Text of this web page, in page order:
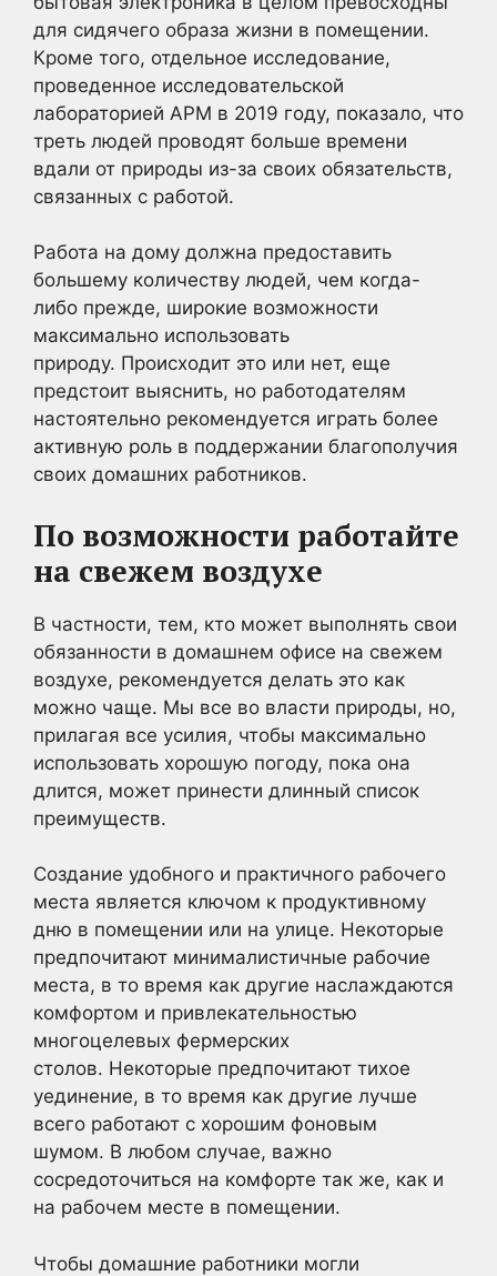
для сидячего образа жизни в помещении.
Кроме того, отдельное исследование,
проведенное исследовательской
лабораторией APM в 2019 году, показало, что
треть людей проводят больше времени
вдали от природы из-за своих обязательств,
связанных с работой.
Работа на дому должна предоставить
большему количеству людей, чем когда-
либо прежде, широкие возможности
максимально использовать
природу. Происходит это или нет, еще
предстоит выяснить, но работодателям
настоятельно рекомендуется играть более
активную роль в поддержании благополучия
своих домашних работников.
По возможности работайте
на свежем воздухе
В частности, тем, кто может выполнять свои
обязанности в домашнем офисе на свежем
воздухе, рекомендуется делать это как
можно чаще. Мы все во власти природы, но,
прилагая все усилия, чтобы максимально
использовать хорошую погоду, пока она
длится, может принести длинный список
преимуществ.
Создание удобного и практичного рабочего
места является ключом к продуктивному
дню в помещении или на улице. Некоторые
предпочитают минималистичные рабочие
места, в то время как другие наслаждаются
комфортом и привлекательностью
многоцелевых фермерских
столов. Некоторые предпочитают тихое
уединение, в то время как другие лучше
всего работают с хорошим фоновым
шумом. В любом случае, важно
сосредоточиться на комфорте так же, как и
на рабочем месте в помещении.
Чтобы домашние работники могли